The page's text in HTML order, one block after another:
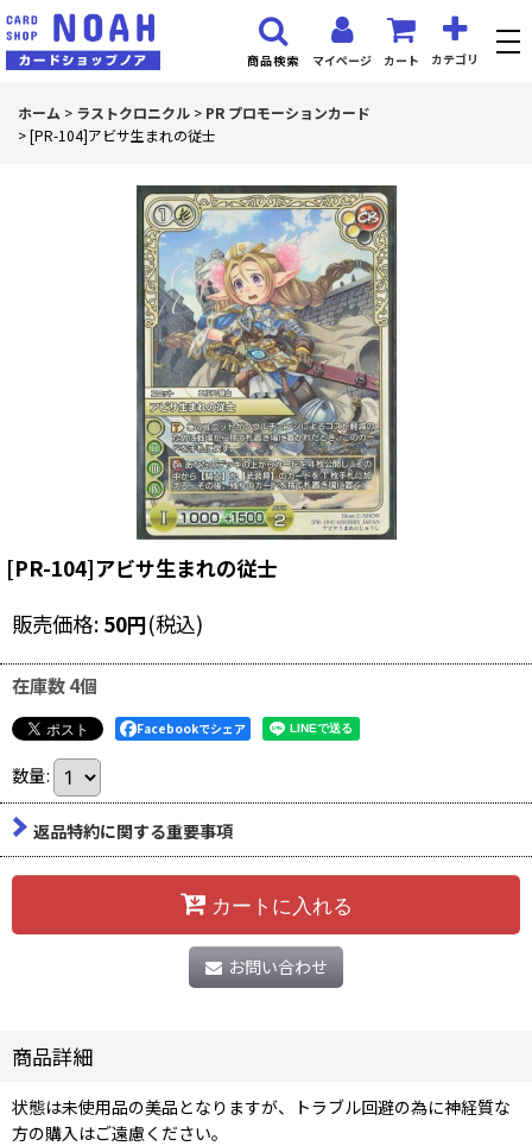
マイページ カート カテゴリ
商品検索
ホーム > ラストクロニクル > PR プロモーションカード
>[PR-104]アビサ生まれの従士
[PR-104]アビサ生まれの従士
販売価格: 50円(税込)
在庫数 4個
Facebookでシェア
数量:
返品特約に関する重要事項
カートに入れる
お問い合わせ
商品詳細
状態は未使用品の美品となりますが、トラブル回避の為に神経質な
方の購入はご遠慮ください。